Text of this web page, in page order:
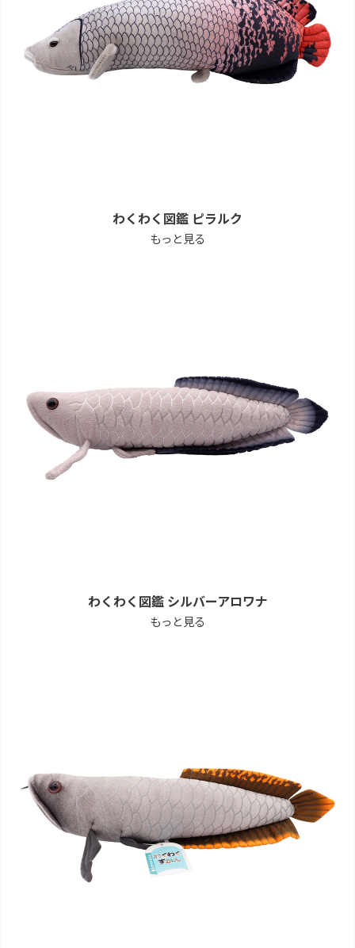
わくわく図鑑 ピラルク
もっと見る
わくわく図鑑 シルバーアロワナ
もっと見る